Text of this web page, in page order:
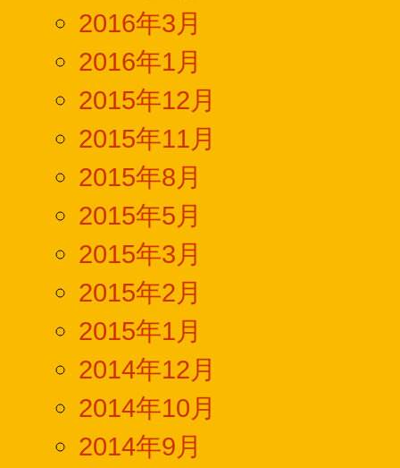
2016年3月
2016年1月
2015年12月
2015年11月
2015年8月
2015年5月
2015年3月
2015年2月
2015年1月
2014年12月
2014年10月
2014年9月